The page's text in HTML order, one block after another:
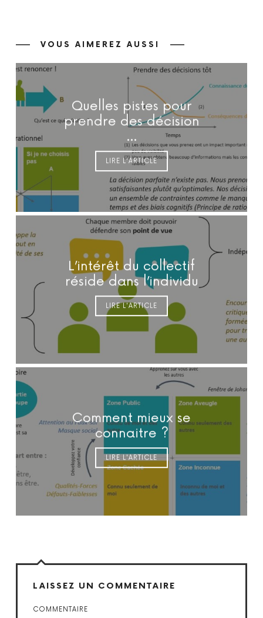
VOUS AIMEREZ AUSSI
Quelles pistes pour
prendre des décision
…
LIRE L'ARTICLE
L’intérêt du collectif
réside dans l’individu
LIRE L'ARTICLE
Comment mieux se
connaitre ?
LIRE L'ARTICLE
LAISSEZ UN COMMENTAIRE
COMMENTAIRE